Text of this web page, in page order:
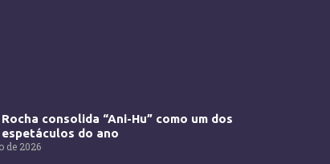
consolida “Ani-Hu” como um dos
espetáculos do ano
de 2026